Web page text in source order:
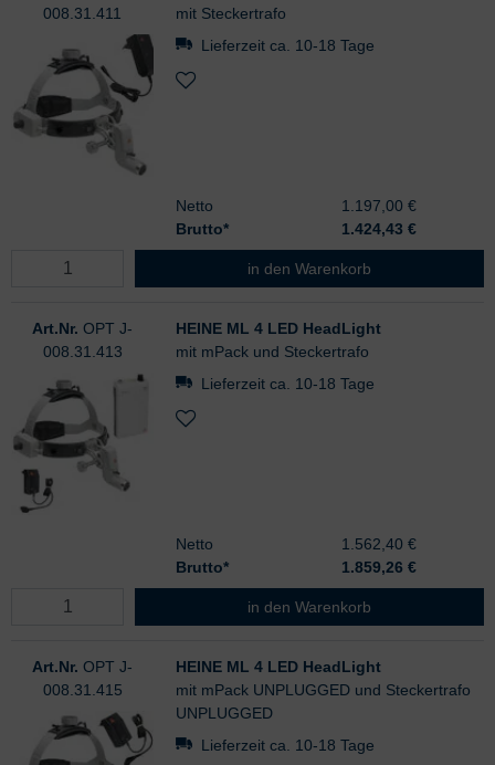
008.31.411
mit Steckertrafo
Lieferzeit ca. 10-18 Tage
Netto
1.197,00 €
Brutto*
1.424,43 €
HEINE ML 4 LED HeadLight
in den Warenkorb
Art.Nr. OPT J-
008.31.413
HEINE ML 4 LED HeadLight
mit mPack und Steckertrafo
Lieferzeit ca. 10-18 Tage
Netto
1.562,40 €
Brutto*
1.859,26 €
HEINE ML 4 LED HeadLight
in den Warenkorb
Art.Nr. OPT J-
008.31.415
HEINE ML 4 LED HeadLight
mit mPack UNPLUGGED und Steckertrafo
UNPLUGGED
Lieferzeit ca. 10-18 Tage